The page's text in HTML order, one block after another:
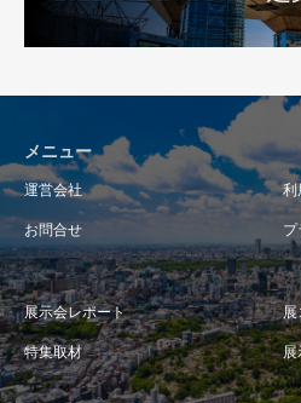
メニュー
運営会社 利
お問合せ プ
展示会レポート 展
特集取材 展